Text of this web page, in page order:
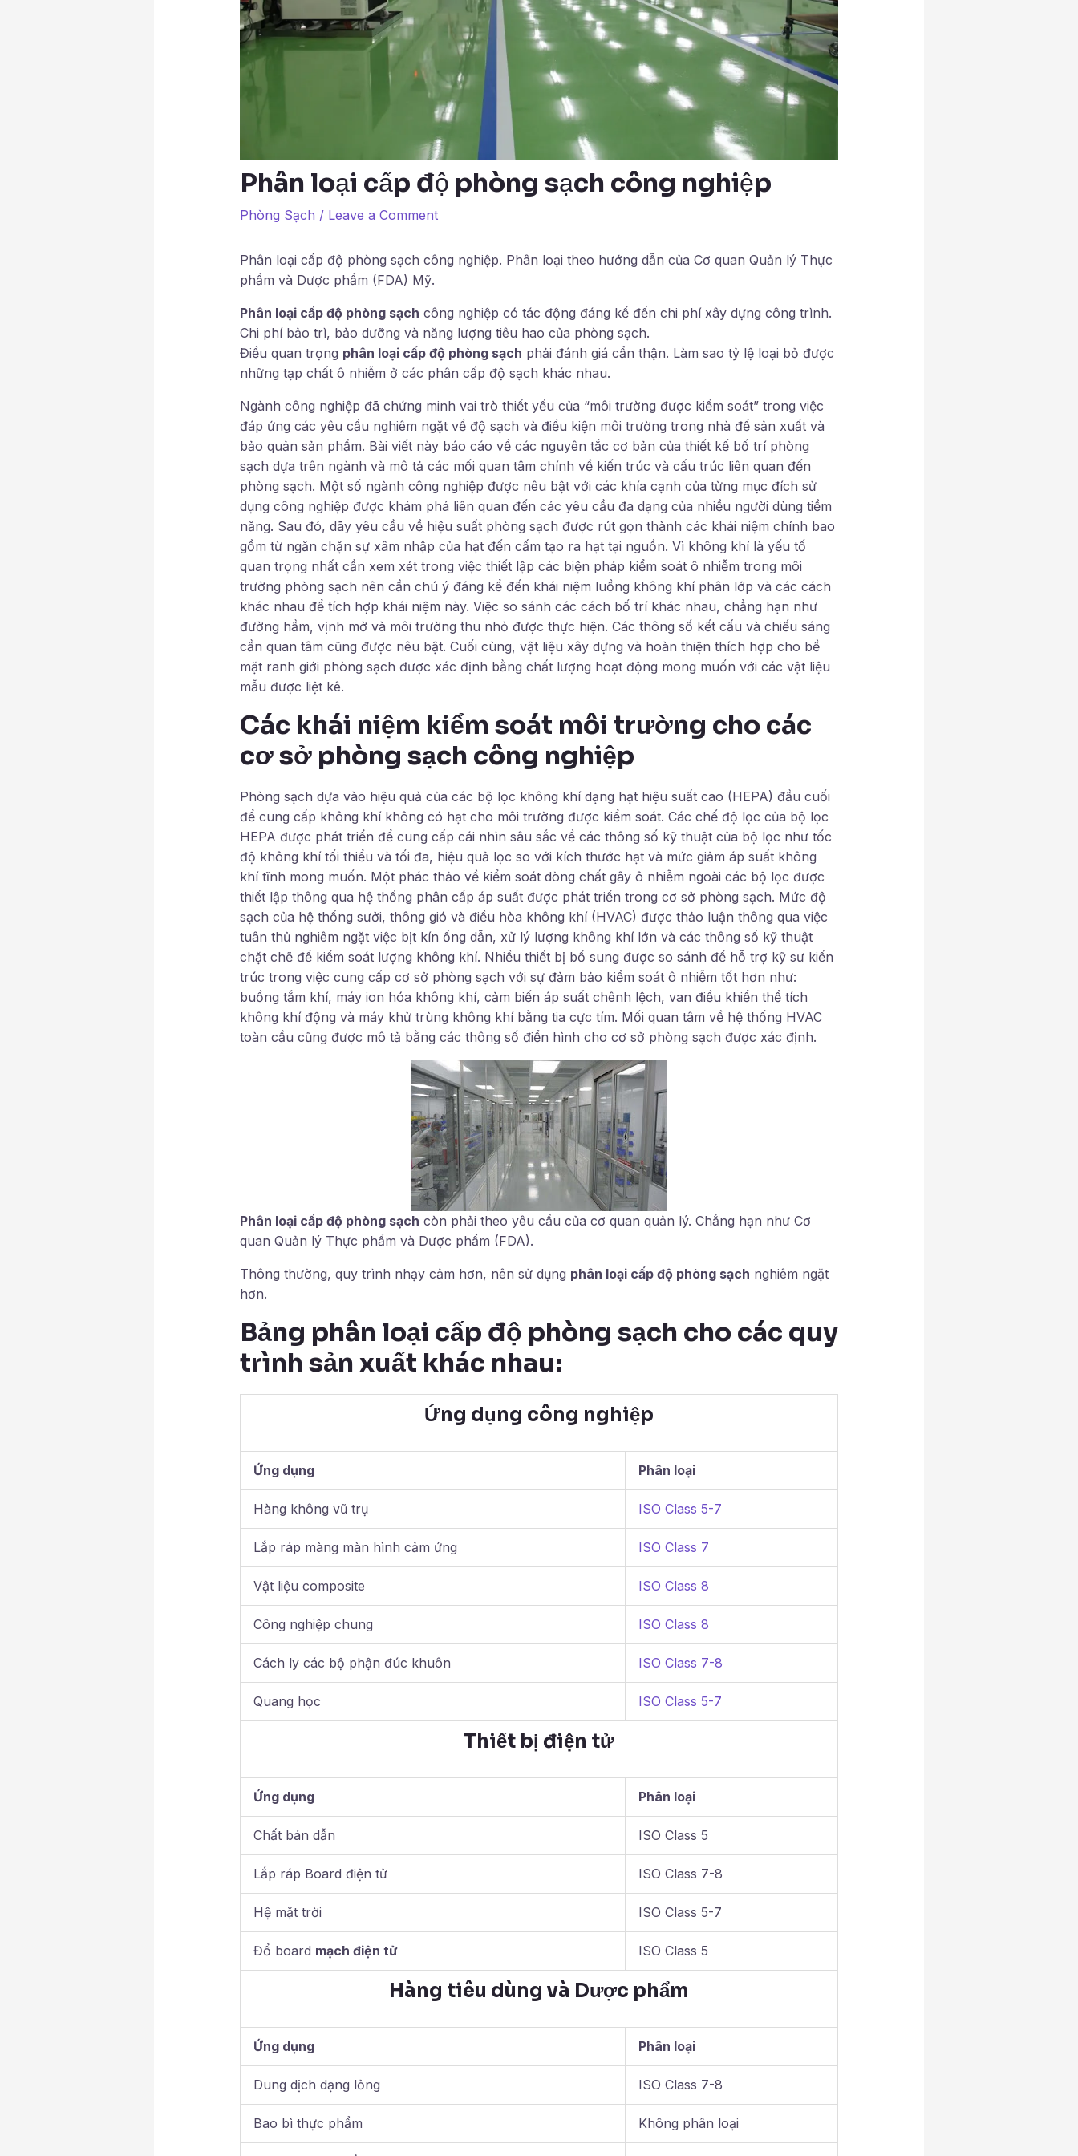
Phân loại cấp độ phòng sạch công nghiệp
Phòng Sạch / Leave a Comment
Phân loại cấp độ phòng sạch công nghiệp. Phân loại theo hướng dẫn của Cơ quan Quản lý Thực
phẩm và Dược phẩm (FDA) Mỹ.
Phân loại cấp độ phòng sạch công nghiệp có tác động đáng kể đến chi phí xây dựng công trình.
Chi phí bảo trì, bảo dưỡng và năng lượng tiêu hao của phòng sạch.
Điều quan trọng phân loại cấp độ phòng sạch phải đánh giá cẩn thận. Làm sao tỷ lệ loại bỏ được
những tạp chất ô nhiễm ở các phân cấp độ sạch khác nhau.
Ngành công nghiệp đã chứng minh vai trò thiết yếu của “môi trường được kiểm soát” trong việc
đáp ứng các yêu cầu nghiêm ngặt về độ sạch và điều kiện môi trường trong nhà để sản xuất và
bảo quản sản phẩm. Bài viết này báo cáo về các nguyên tắc cơ bản của thiết kế bố trí phòng
sạch dựa trên ngành và mô tả các mối quan tâm chính về kiến ​​trúc và cấu trúc liên quan đến
phòng sạch. Một số ngành công nghiệp được nêu bật với các khía cạnh của từng mục đích sử
dụng công nghiệp được khám phá liên quan đến các yêu cầu đa dạng của nhiều người dùng tiềm
năng. Sau đó, dãy yêu cầu về hiệu suất phòng sạch được rút gọn thành các khái niệm chính bao
gồm từ ngăn chặn sự xâm nhập của hạt đến cấm tạo ra hạt tại nguồn. Vì không khí là yếu tố
quan trọng nhất cần xem xét trong việc thiết lập các biện pháp kiểm soát ô nhiễm trong môi
trường phòng sạch nên cần chú ý đáng kể đến khái niệm luồng không khí phân lớp và các cách
khác nhau để tích hợp khái niệm này. Việc so sánh các cách bố trí khác nhau, chẳng hạn như
đường hầm, vịnh mở và môi trường thu nhỏ được thực hiện. Các thông số kết cấu và chiếu sáng
cần quan tâm cũng được nêu bật. Cuối cùng, vật liệu xây dựng và hoàn thiện thích hợp cho bề
mặt ranh giới phòng sạch được xác định bằng chất lượng hoạt động mong muốn với các vật liệu
mẫu được liệt kê.
Các khái niệm kiểm soát môi trường cho các
cơ sở phòng sạch công nghiệp
Phòng sạch dựa vào hiệu quả của các bộ lọc không khí dạng hạt hiệu suất cao (HEPA) đầu cuối
để cung cấp không khí không có hạt cho môi trường được kiểm soát. Các chế độ lọc của bộ lọc
HEPA được phát triển để cung cấp cái nhìn sâu sắc về các thông số kỹ thuật của bộ lọc như tốc
độ không khí tối thiểu và tối đa, hiệu quả lọc so với kích thước hạt và mức giảm áp suất không
khí tĩnh mong muốn. Một phác thảo về kiểm soát dòng chất gây ô nhiễm ngoài các bộ lọc được
thiết lập thông qua hệ thống phân cấp áp suất được phát triển trong cơ sở phòng sạch. Mức độ
sạch của hệ thống sưởi, thông gió và điều hòa không khí (HVAC) được thảo luận thông qua việc
tuân thủ nghiêm ngặt việc bịt kín ống dẫn, xử lý lượng không khí lớn và các thông số kỹ thuật
chặt chẽ để kiểm soát lượng không khí. Nhiều thiết bị bổ sung được so sánh để hỗ trợ kỹ sư kiến ​​
trúc trong việc cung cấp cơ sở phòng sạch với sự đảm bảo kiểm soát ô nhiễm tốt hơn như:
buồng tắm khí, máy ion hóa không khí, cảm biến áp suất chênh lệch, van điều khiển thể tích
không khí động và máy khử trùng không khí bằng tia cực tím. Mối quan tâm về hệ thống HVAC
toàn cầu cũng được mô tả bằng các thông số điển hình cho cơ sở phòng sạch được xác định.
Phân loại cấp độ phòng sạch còn phải theo yêu cầu của cơ quan quản lý. Chẳng hạn như Cơ
quan Quản lý Thực phẩm và Dược phẩm (FDA).
Thông thường, quy trình nhạy cảm hơn, nên sử dụng phân loại cấp độ phòng sạch nghiêm ngặt
hơn.
Bảng phân loại cấp độ phòng sạch cho các quy
trình sản xuất khác nhau:
Ứng dụng công nghiệp
Ứng dụng Phân loại
Hàng không vũ trụ ISO Class 5-7
Lắp ráp màng màn hình cảm ứng ISO Class 7
Vật liệu composite ISO Class 8
Công nghiệp chung ISO Class 8
Cách ly các bộ phận đúc khuôn ISO Class 7-8
Quang học ISO Class 5-7
Thiết bị điện tử
Ứng dụng Phân loại
Chất bán dẫn ISO Class 5
Lắp ráp Board điện tử ISO Class 7-8
Hệ mặt trời ISO Class 5-7
Đổ board mạch điện tử ISO Class 5
Hàng tiêu dùng và Dược phẩm
Ứng dụng Phân loại
Dung dịch dạng lỏng ISO Class 7-8
Bao bì thực phẩm Không phân loại